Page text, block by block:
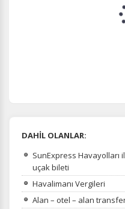
DAHİL OLANLAR:
SunExpress Havayolları
uçak bileti
Havalimanı Vergileri
Alan – otel – alan